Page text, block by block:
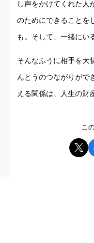
し声をかけてくれた人
のためにできることを
も。そして、一緒にい
そんなふうに相手を大
んとうのつながりがで
える関係は、人生の財
こ